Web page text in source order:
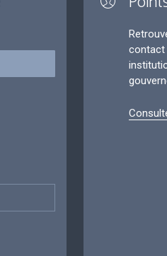
contact